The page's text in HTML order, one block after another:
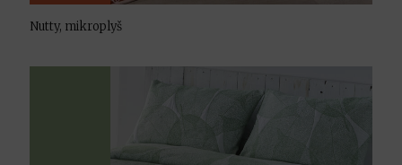
Nutty, mikroplyš